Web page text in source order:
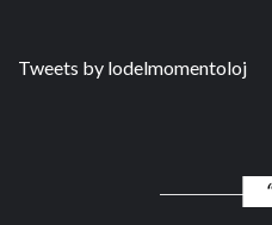
Tweets by lodelmomentoloj